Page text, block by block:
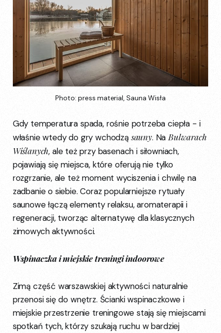
Photo: press material, Sauna Wisła
Gdy temperatura spada, rośnie potrzeba ciepła - i
właśnie wtedy do gry wchodząsauny. NaBulwarach
Wiślanych, ale też przy basenach i siłowniach,
pojawiają się miejsca, które oferują nie tylko
rozgrzanie, ale też moment wyciszenia i chwilę na
zadbanie o siebie. Coraz popularniejsze rytuały
saunowe łączą elementy relaksu, aromaterapii i
regeneracji, tworząc alternatywę dla klasycznych
zimowych aktywności.
Wspinaczka i miejskie treningi indoorowe
Zimą część warszawskiej aktywności naturalnie
przenosi się do wnętrz. Ścianki wspinaczkowe i
miejskie przestrzenie treningowe stają się miejscami
spotkań tych, którzy szukają ruchu w bardziej